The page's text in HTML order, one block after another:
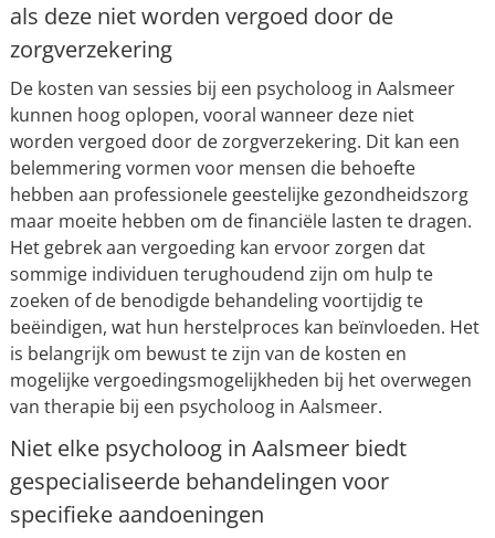
als deze niet worden vergoed door de
zorgverzekering
De kosten van sessies bij een psycholoog in Aalsmeer
kunnen hoog oplopen, vooral wanneer deze niet
worden vergoed door de zorgverzekering. Dit kan een
belemmering vormen voor mensen die behoefte
hebben aan professionele geestelijke gezondheidszorg
maar moeite hebben om de financiële lasten te dragen.
Het gebrek aan vergoeding kan ervoor zorgen dat
sommige individuen terughoudend zijn om hulp te
zoeken of de benodigde behandeling voortijdig te
beëindigen, wat hun herstelproces kan beïnvloeden. Het
is belangrijk om bewust te zijn van de kosten en
mogelijke vergoedingsmogelijkheden bij het overwegen
van therapie bij een psycholoog in Aalsmeer.
Niet elke psycholoog in Aalsmeer biedt
gespecialiseerde behandelingen voor
specifieke aandoeningen